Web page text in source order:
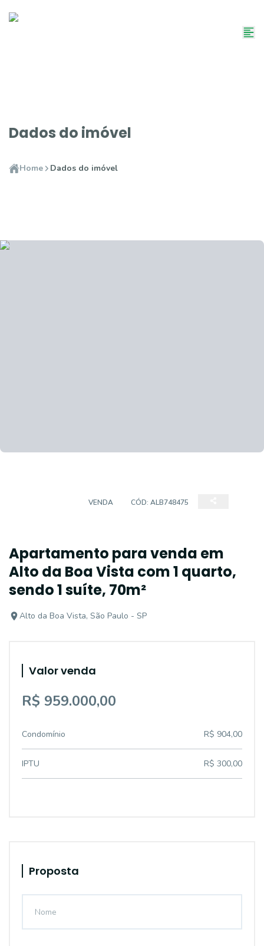
Dados do imóvel
Home Dados do imóvel
VENDA CÓD: ALB748475
Apartamento para venda em
Alto da Boa Vista com 1 quarto,
sendo 1 suíte, 70m²
Alto da Boa Vista, São Paulo - SP
Valor venda
R$ 959.000,00
Condomínio R$ 904,00
IPTU R$ 300,00
Proposta